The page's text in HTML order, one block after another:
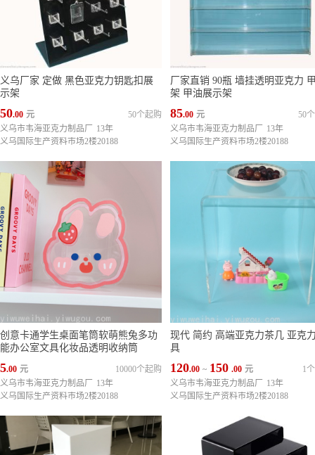
义乌厂家 定做 黑色亚克力钥匙扣展
示架
50.00 元
50个起购
义乌市韦海亚克力制品厂
13年
义乌国际生产资料市场2楼20188
厂家直销 90瓶 墙挂透明亚克力
架 甲油展示架
85.00 元
50
义乌市韦海亚克力制品厂
13年
义乌国际生产资料市场2楼20188
创意卡通学生桌面笔筒软萌熊兔多功
能办公室文具化妆品透明收纳筒
5.00 元
10000个起购
义乌市韦海亚克力制品厂
13年
义乌国际生产资料市场2楼20188
现代 简约 高端亚克力茶几 亚克
具
120.00 ~ 150 .00 元
1
义乌市韦海亚克力制品厂
13年
义乌国际生产资料市场2楼20188